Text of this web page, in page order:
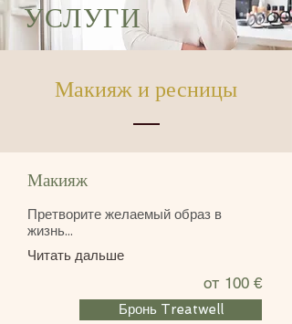
УСЛУГИ
Макияж и ресницы
Макияж
Претворите желаемый образ в
жизнь...
Читать дальше
от 100 €
Бронь Treatwell